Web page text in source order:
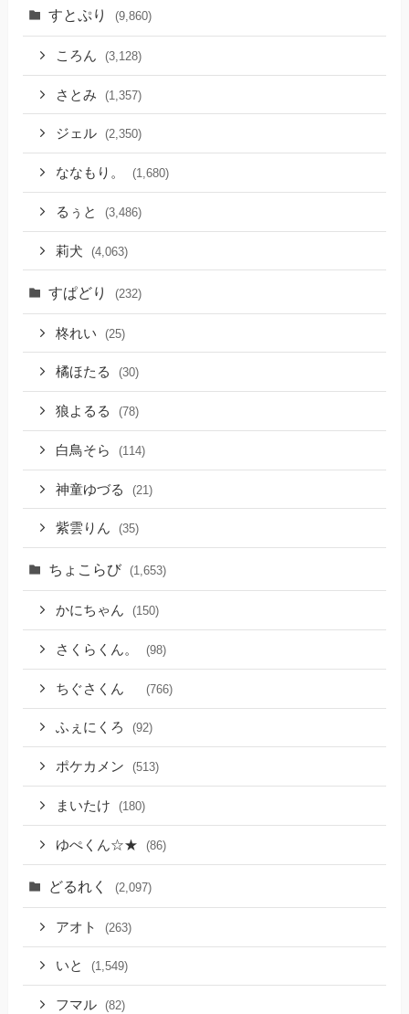
すとぷり (9,860)
ころん (3,128)
さとみ (1,357)
ジェル (2,350)
ななもり。 (1,680)
るぅと (3,486)
莉犬 (4,063)
すぱどり (232)
柊れい (25)
橘ほたる (30)
狼よるる (78)
白鳥そら (114)
神童ゆづる (21)
紫雲りん (35)
ちょこらび (1,653)
かにちゃん (150)
さくらくん。 (98)
ちぐさくん (766)
ふぇにくろ (92)
ポケカメン (513)
まいたけ (180)
ゆぺくん☆★ (86)
どるれく (2,097)
アオト (263)
いと (1,549)
フマル (82)